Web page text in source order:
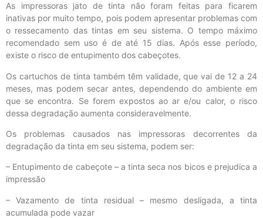
As impressoras jato de tinta não foram feitas para ficarem
inativas por muito tempo, pois podem apresentar problemas com
o ressecamento das tintas em seu sistema. O tempo máximo
recomendado sem uso é de até 15 dias. Após esse período,
existe o risco de entupimento dos cabeçotes.
Os cartuchos de tinta também têm validade, que vai de 12 a 24
meses, mas podem secar antes, dependendo do ambiente em
que se encontra. Se forem expostos ao ar e/ou calor, o risco
dessa degradação aumenta consideravelmente.
Os problemas causados nas impressoras decorrentes da
degradação da tinta em seu sistema, podem ser:
– Entupimento de cabeçote – a tinta seca nos bicos e prejudica a
impressão
– Vazamento de tinta residual – mesmo desligada, a tinta
acumulada pode vazar